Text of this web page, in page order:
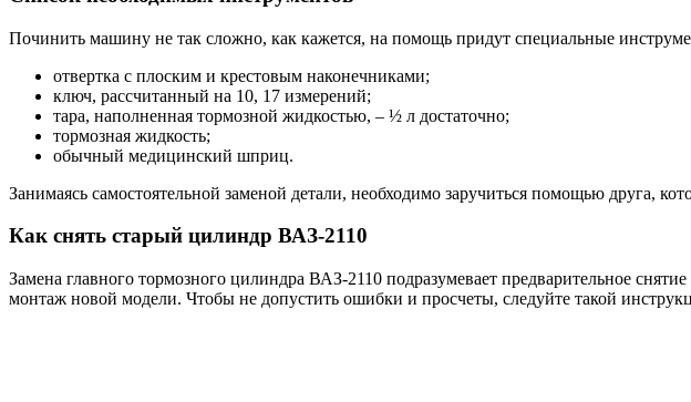
Починить машину не так сложно, как кажется, на помощь придут специальные
отвертка с плоским и крестовым наконечниками;
ключ, рассчитанный на 10, 17 измерений;
тара, наполненная тормозной жидкостью, – ½ л достаточно;
тормозная жидкость;
обычный медицинский шприц.
Занимаясь самостоятельной заменой детали, необходимо заручиться помощью друга,
Как снять старый цилиндр ВАЗ-2110
Замена главного тормозного цилиндра ВАЗ-2110 подразумевает предварительное
монтаж новой модели. Чтобы не допустить ошибки и просчеты, следуйте такой